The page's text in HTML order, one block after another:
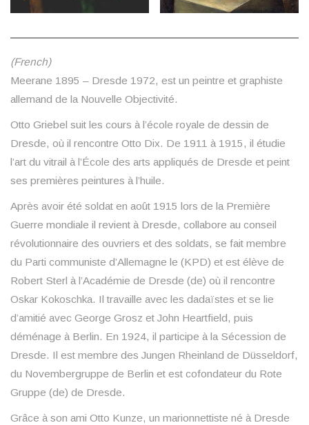
(French)
Meerane 1895 – Dresde 1972, est un peintre et graphiste
allemand de la Nouvelle Objectivité.
Otto Griebel suit les cours à l’école royale de dessin de
Dresde, où il rencontre Otto Dix. De 1911 à 1915, il étudie
l’art du vitrail à l’École des arts appliqués de Dresde et peint
ses premières peintures à l’huile.
Après avoir été soldat en août 1915 lors de la Première
Guerre mondiale il revient à Dresde, collabore au conseil
révolutionnaire des ouvriers et des soldats, se fait membre
du Parti communiste d’Allemagne le (KPD) et est élève de
Robert Sterl à l’Académie de Dresde (de) où il rencontre
Oskar Kokoschka. Il travaille avec les dadaïstes et se lie
d’amitié avec George Grosz et John Heartfield, puis
déménage à Berlin. En 1924, il participe à la Sécession de
Dresde. Il est membre des Jungen Rheinland de Düsseldorf,
du Novembergruppe de Berlin et est cofondateur du Rote
Gruppe (de) de Dresde.
Grâce à son ami Otto Kunze, un marionnettiste né à Dresde